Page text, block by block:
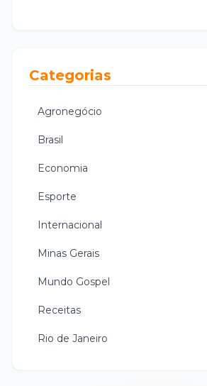
Categorias
Agronegócio
Brasil
Economia
Esporte
Internacional
Minas Gerais
Mundo Gospel
Receitas
Rio de Janeiro